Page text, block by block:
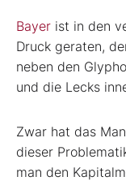
Bayer ist in den
Druck geraten,
neben den
und die Lecks
Zwar hat das
dieser
man den